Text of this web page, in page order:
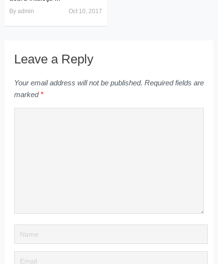
By admin Oct 10, 2017
Leave a Reply
Your email address will not be published. Required fields are
marked *